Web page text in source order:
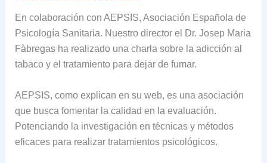
En colaboración con AEPSIS, Asociación Española de
Psicología Sanitaria. Nuestro director el Dr. Josep Maria
Fàbregas ha realizado una charla sobre la adicción al
tabaco y el tratamiento para dejar de fumar.
AEPSIS, como explican en su web, es una asociación
que busca fomentar la calidad en la evaluación.
Potenciando la investigación en técnicas y métodos
eficaces para realizar tratamientos psicológicos.